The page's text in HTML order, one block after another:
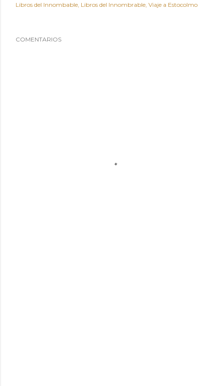
Libros del Innombable Libros del Innombrable Viaje a Estocolmo
COMENTARIOS